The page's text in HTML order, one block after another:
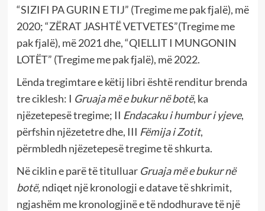
“SIZIFI PA GURIN E TIJ” (Tregime me pak fjalë), më
2020; “ZËRAT JASHTË VETVETES”(Tregime me
pak fjalë), më 2021 dhe, “QIELLIT I MUNGONIN
LOTËT” (Tregime me pak fjalë), më 2022.
Lënda tregimtare e këtij libri është renditur brenda
tre ciklesh: I Gruaja më e bukur në botë, ka
njëzetepesë tregime; II Endacaku i humbur i yjeve,
përfshin njëzetetre dhe, III Fëmija i Zotit,
përmbledh njëzetepesë tregime të shkurta.
Në ciklin e parë të titulluar Gruaja më e bukur në
botë,ndiqet një kronologji e datave të shkrimit,
ngjashëm me kronologjinë e të ndodhurave të një